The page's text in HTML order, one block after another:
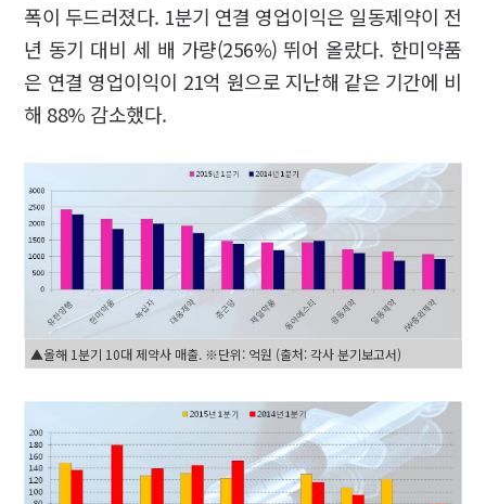
폭이 두드러졌다. 1분기 연결 영업이익은 일동제약이 전
년 동기 대비 세 배 가량(256%) 뛰어 올랐다. 한미약품
은 연결 영업이익이 21억 원으로 지난해 같은 기간에 비
해 88% 감소했다.
▲올해 1분기 10대 제약사 매출. ※단위: 억원 (출처: 각사 분기보고서)